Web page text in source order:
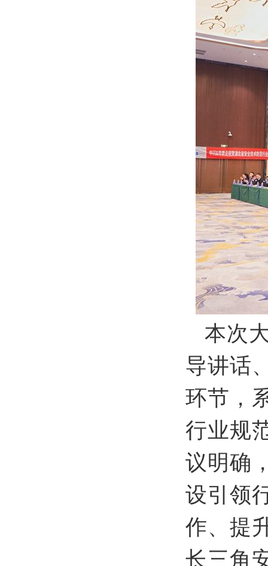
本次
导讲话
环节，
行业规
议明确
设引领
作、提
长三角